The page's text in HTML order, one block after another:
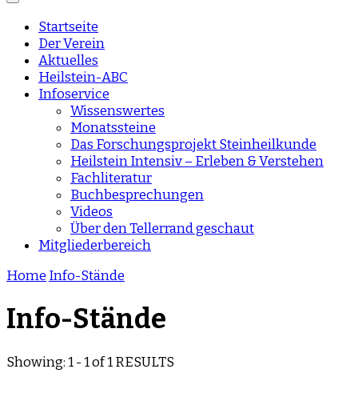
Startseite
Der Verein
Aktuelles
Heilstein-ABC
Infoservice
Wissenswertes
Monatssteine
Das Forschungsprojekt Steinheilkunde
Heilstein Intensiv – Erleben & Verstehen
Fachliteratur
Buchbesprechungen
Videos
Über den Tellerrand geschaut
Mitgliederbereich
Home Info-Stände
Info-Stände
Showing: 1 - 1 of 1 RESULTS